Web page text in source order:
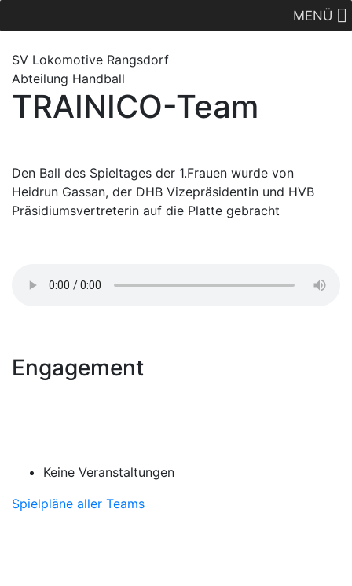
MENÜ
SV Lokomotive Rangsdorf
Abteilung Handball
TRAINICO-Team
Den Ball des Spieltages der 1.Frauen wurde von
Heidrun Gassan, der DHB Vizepräsidentin und HVB
Präsidiumsvertreterin auf die Platte gebracht
Engagement
Keine Veranstaltungen
Spielpläne aller Teams